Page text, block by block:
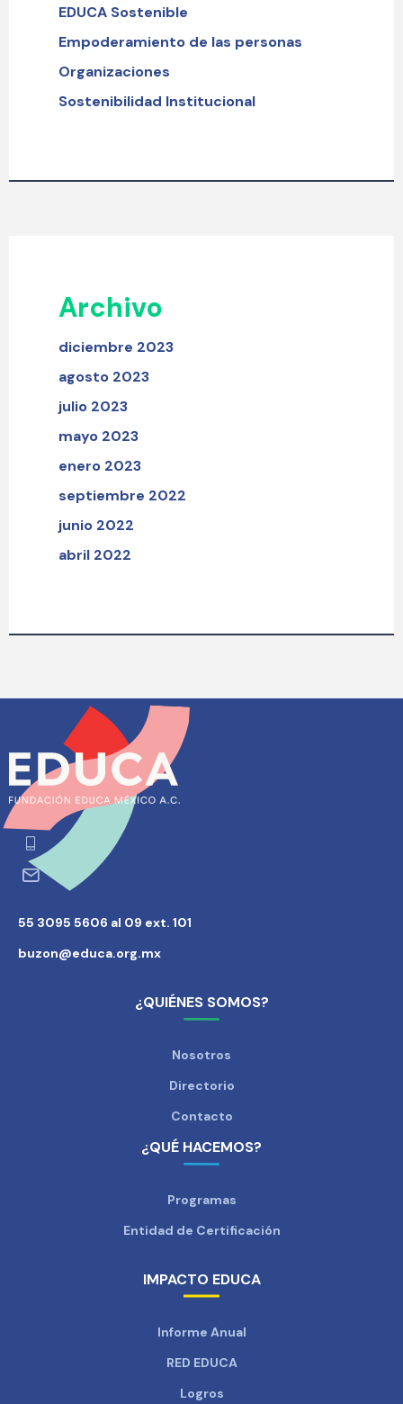
EDUCA Sostenible
Empoderamiento de las personas
Organizaciones
Sostenibilidad Institucional
Archivo
diciembre 2023
agosto 2023
julio 2023
mayo 2023
enero 2023
septiembre 2022
junio 2022
abril 2022
55 3095 5606 al 09 ext. 101
buzon@educa.org.mx
¿QUIÉNES SOMOS?
Nosotros
Directorio
Contacto
¿QUÉ HACEMOS?
Programas
Entidad de Certificación
IMPACTO EDUCA
Informe Anual
RED EDUCA
Logros